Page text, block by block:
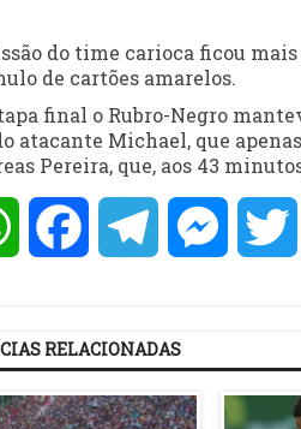
do time carioca ficou
de cartões amarelos.
final o Rubro-Negro
atacante Michael, que
Pereira, que, aos 43
WhatsAppFacebookTelegram
RELACIONADAS